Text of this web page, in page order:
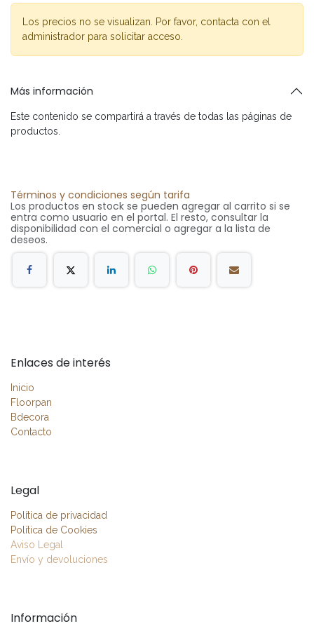
Los precios no se visualizan. Por favor, contacta con el
administrador para solicitar acceso.
Más información
Este contenido se compartirá a través de todas las páginas de
productos.
Términos y condiciones según tarifa
Los productos en stock se pueden agregar al carrito si se
entra como usuario en el portal. El resto, consultar la
disponibilidad con el comercial o agregar a la lista de
deseos.
Enlaces de interés
Inicio
Floorpan
Bdecora
Contacto
Legal
Política de privacidad
Política de Cookies
Aviso Legal
Envío y devoluciones
Información